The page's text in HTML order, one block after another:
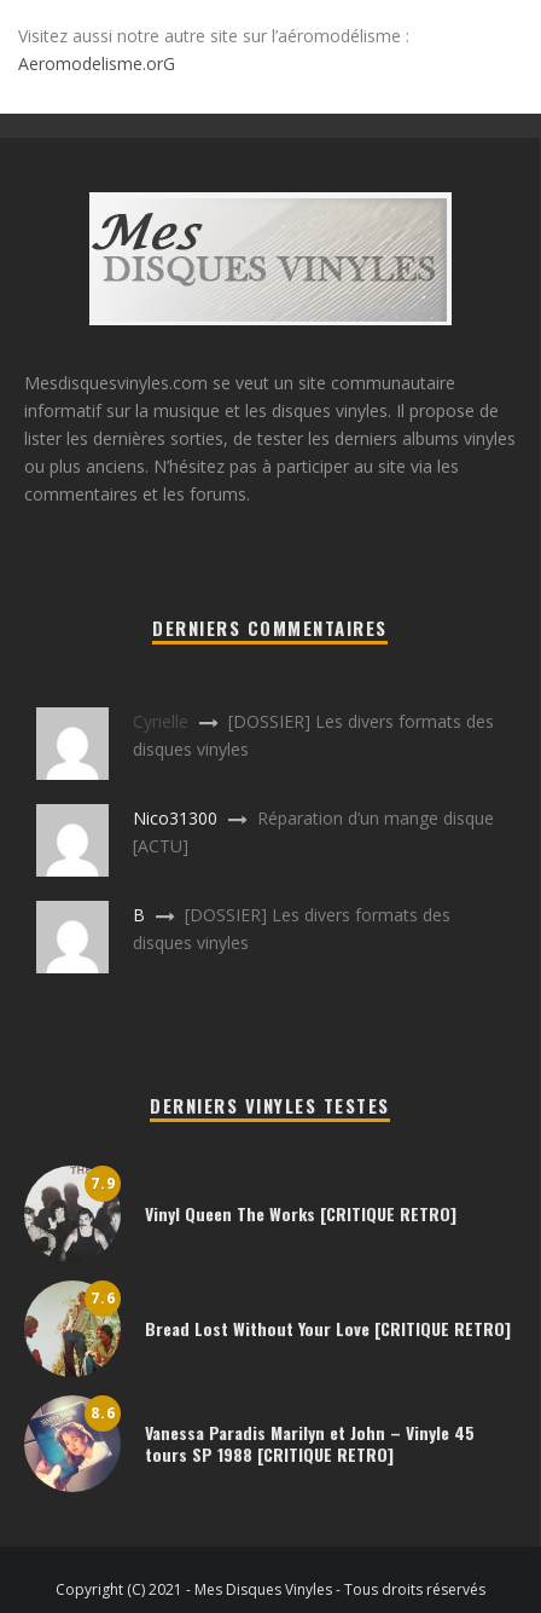
Visitez aussi notre autre site sur l’aéromodélisme :
Aeromodelisme.orG
Mesdisquesvinyles.com se veut un site communautaire
informatif sur la musique et les disques vinyles. Il propose de
lister les dernières sorties, de tester les derniers albums vinyles
ou plus anciens. N’hésitez pas à participer au site via les
commentaires et les forums.
DERNIERS COMMENTAIRES
Cyrielle
[DOSSIER] Les divers formats des
disques vinyles
Nico31300
Réparation d’un mange disque
[ACTU]
B
[DOSSIER] Les divers formats des
disques vinyles
DERNIERS VINYLES TESTES
7.9
Vinyl Queen The Works [CRITIQUE RETRO]
7.6
Bread Lost Without Your Love [CRITIQUE RETRO]
8.6
Vanessa Paradis Marilyn et John – Vinyle 45
tours SP 1988 [CRITIQUE RETRO]
Copyright (C) 2021 - Mes Disques Vinyles - Tous droits réservés